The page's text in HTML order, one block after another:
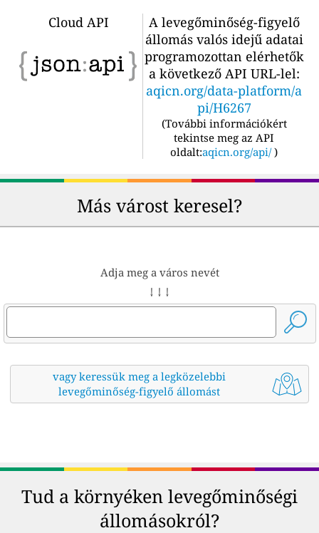
Cloud API
A levegőminőség-figyelő
állomás valós idejű adatai
programozottan elérhetők
a következő API URL-lel:
aqicn.org/data-platform/a
pi/H6267
(További információkért
tekintse meg az API
oldalt:aqicn.org/api/ )
Más várost keresel?
Adja meg a város nevét
↓ ↓ ↓
vagy keressük meg a legközelebbi
levegőminőség-figyelő állomást
Tud a környéken levegőminőségi
állomásokról?